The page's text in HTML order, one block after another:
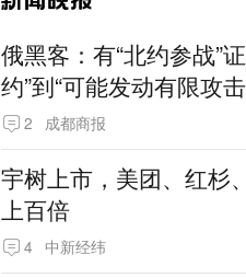
俄黑客：有“北约参战”
约”到“可能发动有限攻
2 成都商报
宇树上市，美团、红杉
上百倍
4 中新经纬